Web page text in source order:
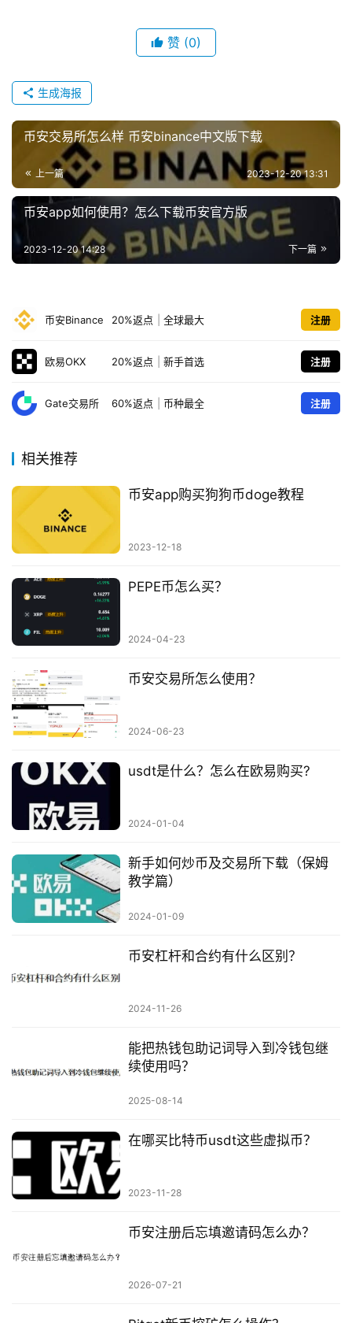
赞 (0)
生成海报
币安交易所怎么样 币安binance中文版下载
上一篇 2023-12-20 13:31
币安app如何使用？怎么下载币安官方版
下一篇
2023-12-20 14:28
币安Binance 20%返点 全球最大 注册
欧易OKX 20%返点 新手首选 注册
Gate交易所 60%返点 币种最全 注册
相关推荐
币安app购买狗狗币doge教程
2023-12-18
PEPE币怎么买？
2024-04-23
币安交易所怎么使用？
2024-06-23
usdt是什么？怎么在欧易购买?
2024-01-04
新手如何炒币及交易所下载（保姆
教学篇）
2024-01-09
币安杠杆和合约有什么区别？
2024-11-26
能把热钱包助记词导入到冷钱包继
续使用吗？
2025-08-14
在哪买比特币usdt这些虚拟币？
2023-11-28
币安注册后忘填邀请码怎么办？
2026-07-21